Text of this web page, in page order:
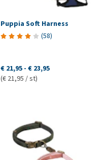
Puppia Soft Harness
(58)
€ 21,95 - € 23,95
(€ 21,95 / st)